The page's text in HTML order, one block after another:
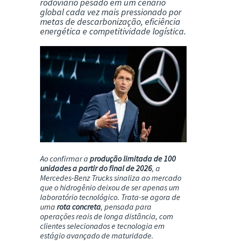
rodoviário pesado em um cenário
global cada vez mais pressionado por
metas de descarbonização, eficiência
energética e competitividade logística.
Ao confirmar a produção limitada de 100
unidades a partir do final de 2026, a
Mercedes-Benz Trucks sinaliza ao mercado
que o hidrogênio deixou de ser apenas um
laboratório tecnológico. Trata-se agora de
uma rota concreta, pensada para
operações reais de longa distância, com
clientes selecionados e tecnologia em
estágio avançado de maturidade.